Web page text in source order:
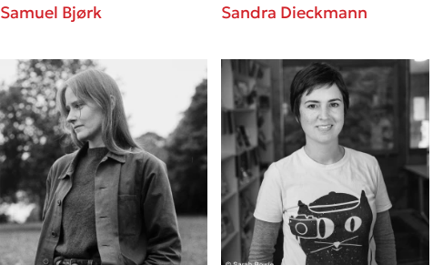
Samuel Bjørk Sandra Dieckmann